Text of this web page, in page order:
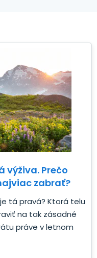
výživa. Prečo
zabrať?
tá pravá? Ktorá telu
na tak zásadné
práve v letnom